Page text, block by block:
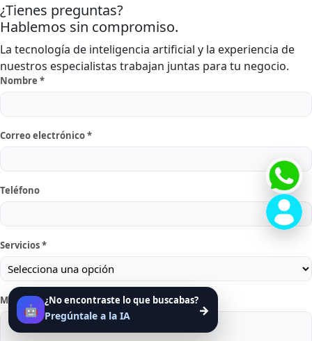
🤖
¿No encontraste lo que buscabas?
Pregúntale a la IA →
¿Tienes preguntas?
Hablemos sin compromiso.
La tecnología de inteligencia artificial y la experiencia de
nuestros especialistas trabajan juntas para tu negocio.
Nombre *
Correo electrónico *
Teléfono
Servicios *
Mensaje *